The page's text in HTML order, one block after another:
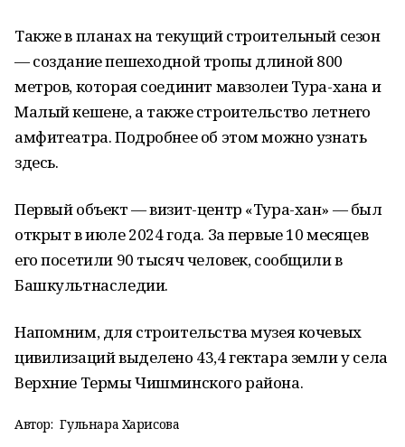
Также в планах на текущий строительный сезон
— создание пешеходной тропы длиной 800
метров, которая соединит мавзолеи Тура-хана и
Малый кешене, а также строительство летнего
амфитеатра. Подробнее об этом можно узнать
здесь.
Первый объект — визит-центр «Тура-хан» — был
открыт в июле 2024 года. За первые 10 месяцев
его посетили 90 тысяч человек, сообщили в
Башкультнаследии.
Напомним, для строительства музея кочевых
цивилизаций выделено 43,4 гектара земли у села
Верхние Термы Чишминского района.
Автор: Гульнара Харисова